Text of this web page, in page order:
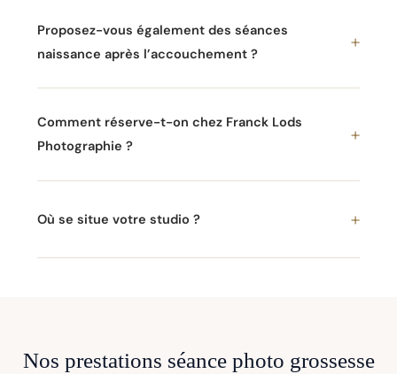
Proposez-vous également des séances
naissance après l’accouchement ?
Comment réserve-t-on chez Franck Lods
Photographie ?
Où se situe votre studio ?
Nos prestations séance photo grossesse